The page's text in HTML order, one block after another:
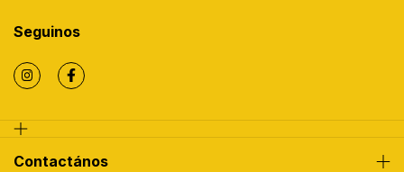
Seguinos
Contactános